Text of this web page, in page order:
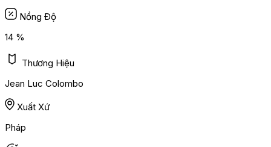
Nồng Độ
14 %
Thương Hiệu
Jean Luc Colombo
Xuất Xứ
Pháp